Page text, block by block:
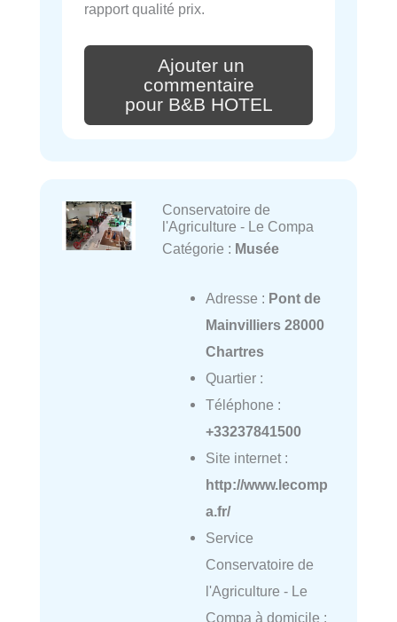
rapport qualité prix.
Ajouter un
commentaire
pour B&B HOTEL
Conservatoire de
l'Agriculture - Le Compa
Catégorie : Musée
Adresse : Pont de
Mainvilliers 28000
Chartres
Quartier :
Téléphone :
+33237841500
Site internet :
http://www.lecomp
a.fr/
Service
Conservatoire de
l'Agriculture - Le
Compa à domicile :